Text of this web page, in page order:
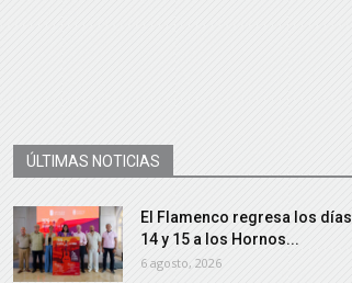
ÚLTIMAS NOTICIAS
El Flamenco regresa los días
14 y 15 a los Hornos...
6 agosto, 2026